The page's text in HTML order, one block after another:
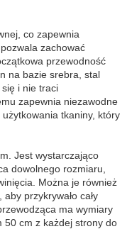
co zapewnia
zachować
przewodność
na bazie srebra, stal
i nie traci
zapewnia niezawodne
użytkowania tkaniny, który
Jest wystarczająco
dowolnego rozmiaru,
Można je również
przykrywało cały
ma wymiary
50 cm z każdej strony do